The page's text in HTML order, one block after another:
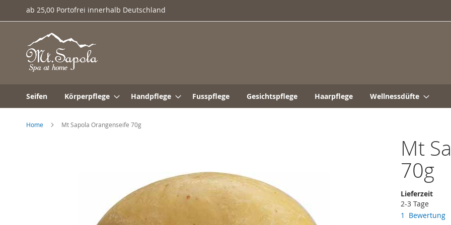
Direkt
zum
ab 25,00 Portofrei innerhalb Deutschland
Seifen Körperpflege Handpflege Fusspflege Gesichtspflege Haarpflege Wellnessdüfte
Home Mt Sapola Orangenseife 70g
Mt
70g
Lieferzeit
2-3 Tage
1
Bewertung